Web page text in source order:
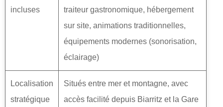
incluses
traiteur gastronomique, hébergement
sur site, animations traditionnelles,
équipements modernes (sonorisation,
éclairage)
Localisation
stratégique
Situés entre mer et montagne, avec
accès facilité depuis Biarritz et la Gare